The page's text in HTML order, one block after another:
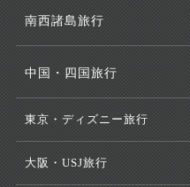
南西諸島旅行
中国・四国旅行
東京・ディズニー旅行
大阪・USJ旅行